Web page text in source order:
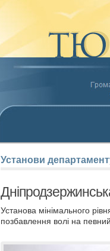
Установи
Установа мінімального
позбавлення волі на